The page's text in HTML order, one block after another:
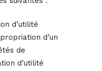
d’utilité
d’un
de
d’utilité